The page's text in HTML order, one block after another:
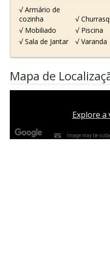
√ Armário de
cozinha
√
√ Mobiliado
√ Piscina
√ Sala de Jantar
√ Varanda
Mapa de
Image may be
Explore a